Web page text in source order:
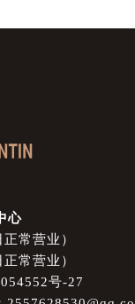
心
常营业）
常营业）
号-27